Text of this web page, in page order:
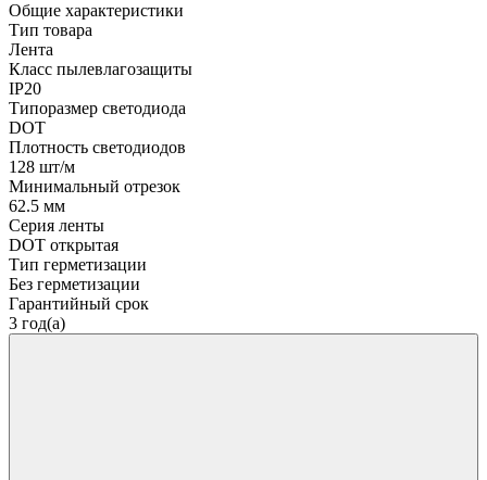
Общие характеристики
Тип товара
Лента
Класс пылевлагозащиты
IP20
Типоразмер светодиода
DOT
Плотность светодиодов
128 шт/м
Минимальный отрезок
62.5 мм
Серия ленты
DOT открытая
Тип герметизации
Без герметизации
Гарантийный срок
3 год(а)